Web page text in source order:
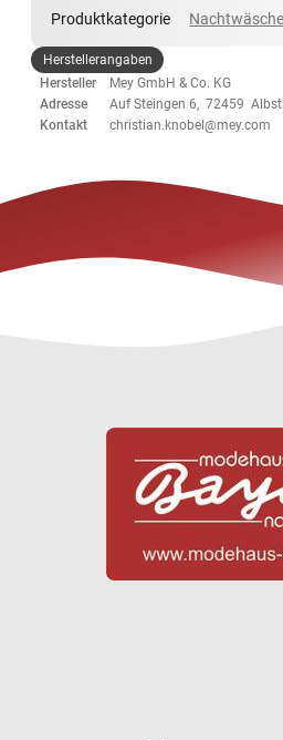
Produktkategorie Nachtwäsche
Herstellerangaben
Hersteller
Mey GmbH & Co. KG
Adresse
Auf Steingen 6, 72459
Kontakt
christian.knobel@mey.com